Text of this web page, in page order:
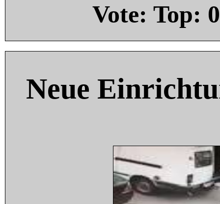
Vote: Top: 0
Neue